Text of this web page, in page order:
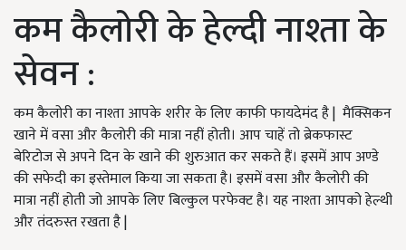
कम कैलोरी के हेल्दी नाश्ता के
सेवन :
कम कैलोरी का नाश्ता आपके शरीर के लिए काफी फायदेमंद है | मैक्सिकन
खाने में वसा और कैलोरी की मात्रा नहीं होती। आप चाहें तो ब्रेकफास्ट
बेरिटोज से अपने दिन के खाने की शुरुआत कर सकते हैं। इसमें आप अण्डे
की सफेदी का इस्तेमाल किया जा सकता है। इसमें वसा और कैलोरी की
मात्रा नहीं होती जो आपके लिए बिल्कुल परफेक्ट है। यह नाश्ता आपको हेल्थी
और तंदरुस्त रखता है |